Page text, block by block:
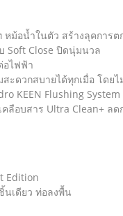
หม้อน้ำในตัว สร้างลุคการ
Soft Close ปิดนุ่มนวล
อไฟฟ้า
สะดวกสบายได้ทุกเมื่อ โด
KEEN Flushing System
คลือบสาร Ultra Clean+ ล
Edition
เดียว ท่อลงพื้น